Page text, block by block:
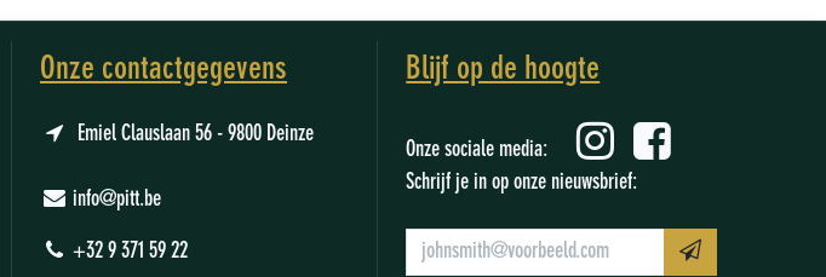
Onze contactgegevens
Emiel Clauslaan 56 - 9800 Deinze
info@pitt.be
+32 9 371 59 22
Blijf op de hoogte
Onze sociale media:
Schrijf je in op onze nieuwsbrief: